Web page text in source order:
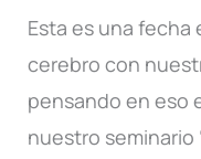
Esta es una fecha
cerebro con
pensando en eso
nuestro seminario